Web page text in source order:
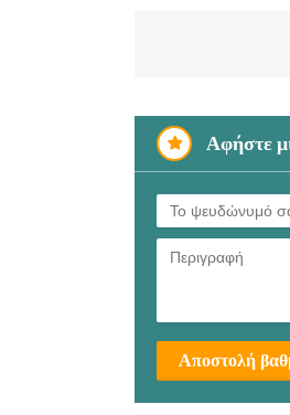
Αφήστε
Αποστολή